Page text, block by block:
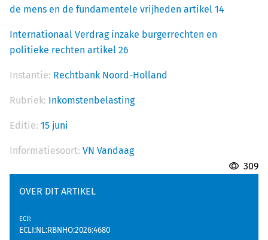
de mens en de fundamentele vrijheden artikel 14
Internationaal Verdrag inzake burgerrechten en
politieke rechten artikel 26
Instantie: Rechtbank Noord-Holland
Rubriek: Inkomstenbelasting
Editie: 15 juni
Informatiesoort: VN Vandaag
309
OVER DIT ARTIKEL
EClI:
ECLI:NL:RBNHO:2026:4680